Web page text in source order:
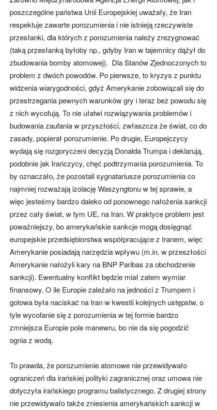
poszczególne państwa Unii Europejskiej uważały, że Iran
respektuje zawarte porozumienia i nie istnieją rzeczywiste
przesłanki, dla których z porozumienia należy zrezygnować
(taką przesłanką byłoby np., gdyby Iran w tajemnicy dążył do
zbudowania bomby atomowej). Dla Stanów Zjednoczonych to
problem z dwóch powodów. Po pierwsze, to kryzys z punktu
widzenia wiarygodności, gdyż Amerykanie zobowiązali się do
przestrzegania pewnych warunków gry i teraz bez powodu się
z nich wycofują. To nie ułatwi rozwiązywania problemów i
budowania zaufania w przyszłości, zwłaszcza że świat, co do
zasady, popierał porozumienie. Po drugie, Europejczycy
wydają się rozgoryczeni decyzją Donalda Trumpa i deklarują,
podobnie jak Irańczycy, chęć podtrzymania porozumienia. To
by oznaczało, że pozostali sygnatariusze porozumienia co
najmniej rozważają izolację Waszyngtonu w tej sprawie, a
więc jesteśmy bardzo daleko od ponownego nałożenia sankcji
przez cały świat, w tym UE, na Iran. W praktyce problem jest
poważniejszy, bo amerykańskie sankcje mogą dosięgnąć
europejskie przedsiębiorstwa współpracujące z Iranem, więc
Amerykanie posiadają narzędzia wpływu (m.in. w przeszłości
Amerykanie nałożyli kary na BNP Paribas za obchodzenie
sankcji). Ewentualny konflikt będzie miał zatem wymiar
finansowy. O ile Europie zależało na jedności z Trumpem i
gotowa była naciskać na Iran w kwestii kolejnych ustępstw, o
tyle wycofanie się z porozumienia w tej formie bardzo
zmniejsza Europie pole manewru, bo nie da się pogodzić
ognia z wodą.
To prawda, że porozumienie atomowe nie przewidywało
ograniczeń dla irańskiej polityki zagranicznej oraz umowa nie
dotyczyła irańskiego programu balistycznego. Z drugiej strony
nie przewidywało także zniesienia amerykańskich sankcji w